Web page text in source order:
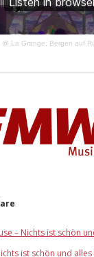
@ La Grange, Bergen auf
– Nichts ist schön
ist schön und